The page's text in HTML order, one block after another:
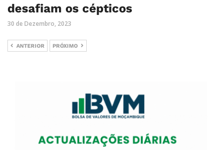
desafiam os cépticos
30 de Dezembro, 2023
ANTERIOR PRÓXIMO